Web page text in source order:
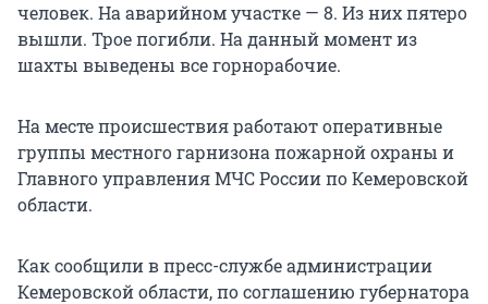
человек. На аварийном участке — 8. Из них пятеро
вышли. Трое погибли. На данный момент из
шахты выведены все горнорабочие.
На месте происшествия работают оперативные
группы местного гарнизона пожарной охраны и
Главного управления МЧС России по Кемеровской
области.
Как сообщили в пресс-службе администрации
Кемеровской области, по соглашению губернатора